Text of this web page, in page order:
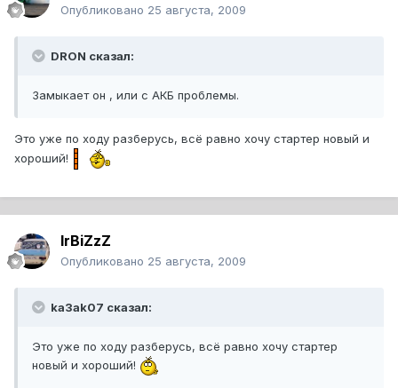
Опубликовано 25 августа, 2009
DRON сказал:
Замыкает он , или с АКБ проблемы.
Это уже по ходу разберусь, всё равно хочу стартер новый и
хороший!
IrBiZzZ
Опубликовано 25 августа, 2009
ka3ak07 сказал:
Это уже по ходу разберусь, всё равно хочу стартер
новый и хороший!